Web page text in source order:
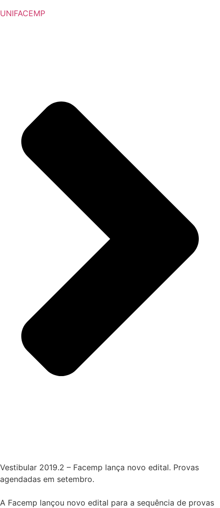
UNIFACEMP
Vestibular 2019.2 – Facemp lança novo edital. Provas
agendadas em setembro.
A Facemp lançou novo edital para a sequência de provas